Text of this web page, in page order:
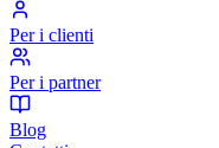
Per i clienti
Per i partner
Blog